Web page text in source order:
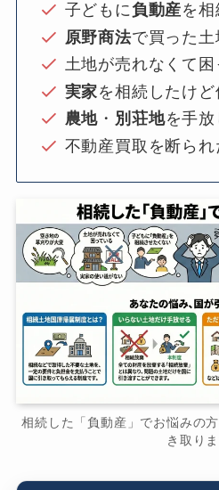
子どもに負動産を
原野商法で買った土
土地が売れなくて困
実家を相続したけ
農地 ・ 別荘地を手放
不動産買取を断られ
相続した「負動産」でお悩みの
き取り